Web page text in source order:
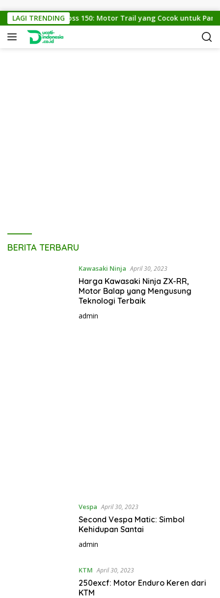
LAGI TRENDING
KTM Cross 150: Motor Trail yang Cocok untuk Para
u
BERITA TERBARU
Kawasaki Ninja April 30, 2023
Harga Kawasaki Ninja ZX-RR,
Motor Balap yang Mengusung
Teknologi Terbaik
admin
Vespa April 30, 2023
Second Vespa Matic: Simbol
Kehidupan Santai
admin
KTM April 30, 2023
250excf: Motor Enduro Keren dari
KTM